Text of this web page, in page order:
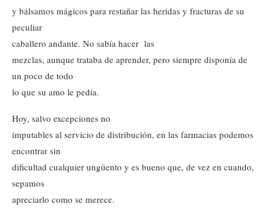
y bálsamos mágicos para restañar las heridas y fracturas de su
peculiar
caballero andante. No sabía hacer las
mezclas, aunque trataba de aprender, pero siempre disponía de
un poco de todo
lo que su amo le pedía.
Hoy, salvo excepciones no
imputables al servicio de distribución, en las farmacias podemos
encontrar sin
dificultad cualquier ungüento y es bueno que, de vez en cuando,
sepamos
apreciarlo como se merece.